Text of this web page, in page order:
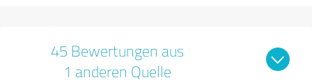
45 Bewertungen aus
1 anderen Quelle